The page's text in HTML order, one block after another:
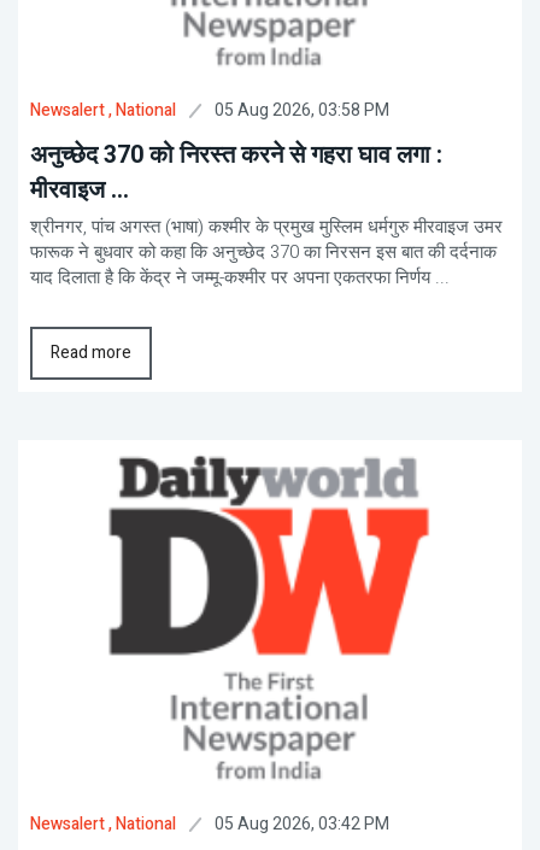
Newsalert, National 05 Aug 2026, 03:58 PM
अनुच्छेद 370 को निरस्त करने से गहरा घाव लगा :
मीरवाइज ...
श्रीनगर, पांच अगस्त (भाषा) कश्मीर के प्रमुख मुस्लिम धर्मगुरु मीरवाइज उमर
फारूक ने बुधवार को कहा कि अनुच्छेद 370 का निरसन इस बात की दर्दनाक
याद दिलाता है कि केंद्र ने जम्मू-कश्मीर पर अपना एकतरफा निर्णय ...
Read more
Newsalert, National 05 Aug 2026, 03:42 PM